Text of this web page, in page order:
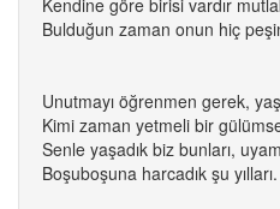
Kendine göre birisi vardır
Bulduğun zaman onun hiç
Unutmayı öğrenmen gerek,
Kimi zaman yetmeli bir
Senle yaşadık biz bunları,
Boşuboşuna harcadık şu yılları.